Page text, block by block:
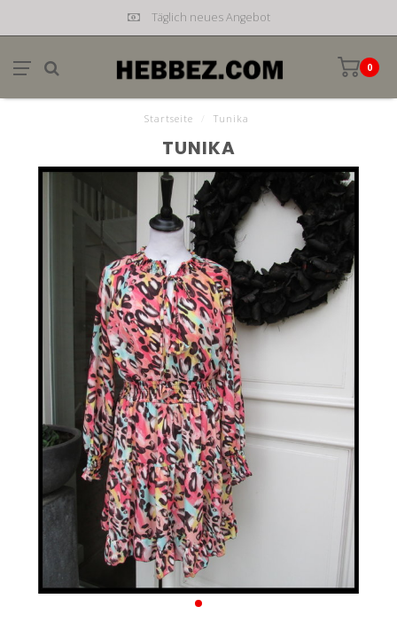
Täglich neues Angebot
0
Startseite Tunika
TUNIKA